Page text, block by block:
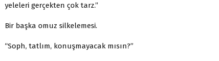
yeleleri gerçekten çok tarz.”
Bir başka omuz silkelemesi.
“Soph, tatlım, konuşmayacak mısın?”